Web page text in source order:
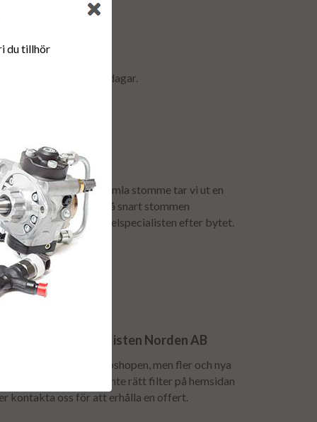
retur.
ca är 2-5 arbetsdagar.
för att få tillbaka er gamla stomme tar vi ut en
återbetalas så snart stommen
bokas av dieselspecialisten efter bytet.
till Dieselspecialisten Norden AB
finns inte i webshopen, men fler och nya
löpande. Hittar du inte rätt filter på hemsidan
kontakta oss för att erhålla en offert.
du tillhör